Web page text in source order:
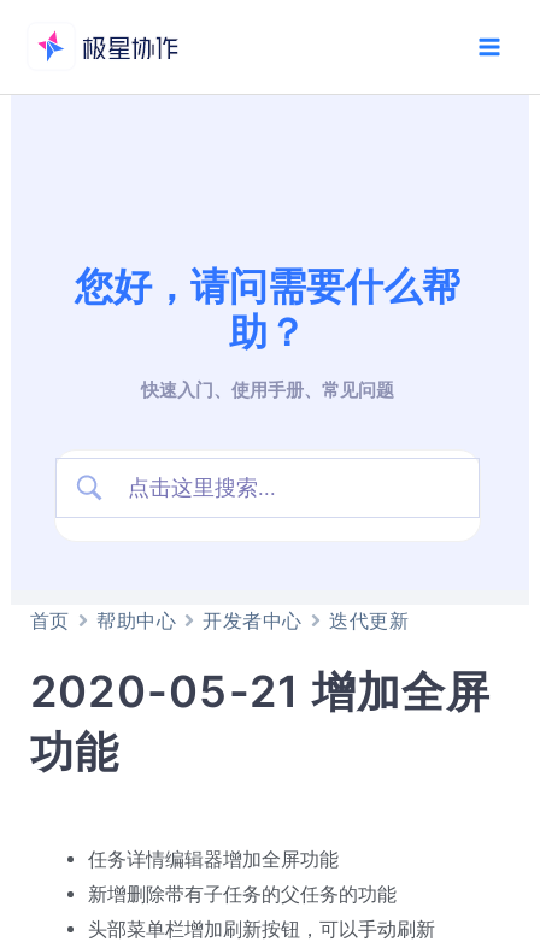
内
您好，请问需要什么帮
助？
快速入门、使用手册、常见问题
首页 帮助中心 开发者中心 迭代更新
2020-05-21 增加全屏
功能
任务详情编辑器增加全屏功能
新增删除带有子任务的父任务的功能
头部菜单栏增加刷新按钮，可以手动刷新